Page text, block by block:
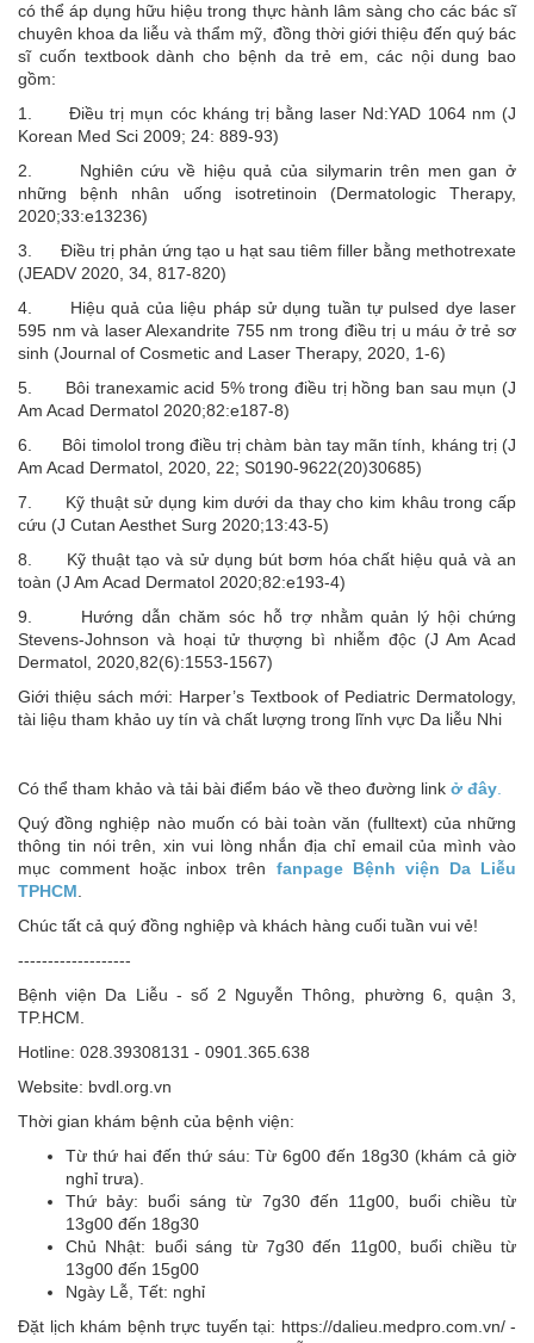
có thể áp dụng hữu hiệu trong thực hành lâm sàng cho các bác sĩ
chuyên khoa da liễu và thẩm mỹ, đồng thời giới thiệu đến quý bác
sĩ cuốn textbook dành cho bệnh da trẻ em, các nội dung bao
gồm:
1. Điều trị mụn cóc kháng trị bằng laser Nd:YAD 1064 nm (J
Korean Med Sci 2009; 24: 889-93)
2. Nghiên cứu về hiệu quả của silymarin trên men gan ở
những bệnh nhân uống isotretinoin (Dermatologic Therapy,
2020;33:e13236)
3. Điều trị phản ứng tạo u hạt sau tiêm filler bằng methotrexate
(JEADV 2020, 34, 817-820)
4. Hiệu quả của liệu pháp sử dụng tuần tự pulsed dye laser
595 nm và laser Alexandrite 755 nm trong điều trị u máu ở trẻ sơ
sinh (Journal of Cosmetic and Laser Therapy, 2020, 1-6)
5. Bôi tranexamic acid 5% trong điều trị hồng ban sau mụn (J
Am Acad Dermatol 2020;82:e187-8)
6. Bôi timolol trong điều trị chàm bàn tay mãn tính, kháng trị (J
Am Acad Dermatol, 2020, 22; S0190-9622(20)30685)
7. Kỹ thuật sử dụng kim dưới da thay cho kim khâu trong cấp
cứu (J Cutan Aesthet Surg 2020;13:43-5)
8. Kỹ thuật tạo và sử dụng bút bơm hóa chất hiệu quả và an
toàn (J Am Acad Dermatol 2020;82:e193-4)
9. Hướng dẫn chăm sóc hỗ trợ nhằm quản lý hội chứng
Stevens-Johnson và hoại tử thượng bì nhiễm độc (J Am Acad
Dermatol, 2020,82(6):1553-1567)
Giới thiệu sách mới: Harper’s Textbook of Pediatric Dermatology,
tài liệu tham khảo uy tín và chất lượng trong lĩnh vực Da liễu Nhi
Có thể tham khảo và tải bài điểm báo về theo đường link ở đây
Quý đồng nghiệp nào muốn có bài toàn văn (fulltext) của những
thông tin nói trên, xin vui lòng nhắn địa chỉ email của mình vào
mục comment hoặc inbox trên fanpage Bệnh viện Da Liễu
TPHCM
Chúc tất cả quý đồng nghiệp và khách hàng cuối tuần vui vẻ!
-------------------
Bệnh viện Da Liễu - số 2 Nguyễn Thông, phường 6, quận 3,
TP.HCM.
Hotline: 028.39308131 - 0901.365.638
Website: bvdl.org.vn
Thời gian khám bệnh của bệnh viện:
Từ thứ hai đến thứ sáu: Từ 6g00 đến 18g30 (khám cả giờ
nghỉ trưa).
Thứ bảy: buổi sáng từ 7g30 đến 11g00, buổi chiều từ
13g00 đến 18g30
Chủ Nhật: buổi sáng từ 7g30 đến 11g00, buổi chiều từ
13g00 đến 15g00
Ngày Lễ, Tết: nghỉ
Đặt lịch khám bệnh trực tuyến tại: https://dalieu.medpro.com.vn/ -